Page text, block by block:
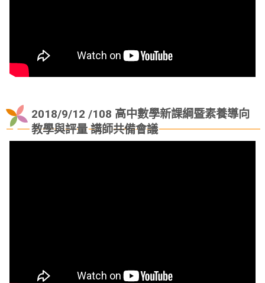
2018/9/12 /108 高中數學新課綱暨素養導向
教學與評量 講師共備會議